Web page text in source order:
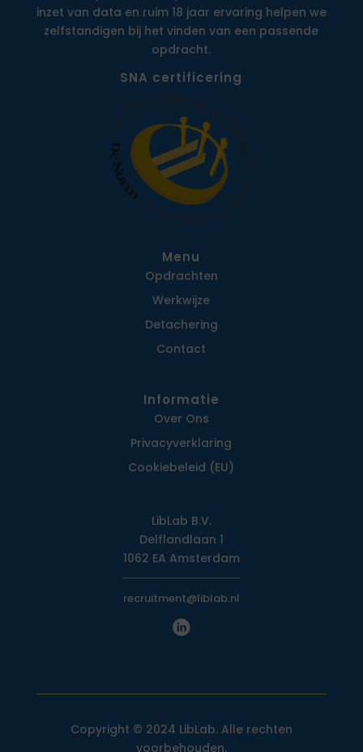
inzet van data en ruim 18 jaar ervaring helpen we
zelfstandigen bij het vinden van een passende
opdracht.
SNA certificering
Menu
Opdrachten
Werkwijze
Detachering
Contact
Informatie
Over Ons
Privacy­verklaring
Cookiebeleid (EU)
LibLab B.V.
Delflandlaan 1
1062 EA Amsterdam
recruitment@liblab.nl
Copyright © 2024 LibLab. Alle rechten
voorbehouden.